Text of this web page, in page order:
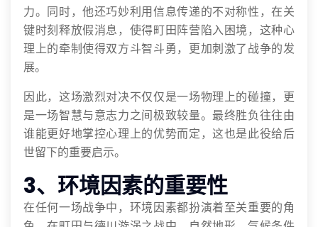
力。同时，他还巧妙利用信息传递的不对称性，在关
键时刻释放假消息，使得町田阵营陷入困境，这种心
理上的牵制使得双方斗智斗勇，更加刺激了战争的发
展。
因此，这场激烈对决不仅仅是一场物理上的碰撞，更
是一场智慧与意志力之间极致较量。最终胜负往往由
谁能更好地掌控心理上的优势而定，这也是此役给后
世留下的重要启示。
3、环境因素的重要性
在任何一场战争中，环境因素都扮演着至关重要的角